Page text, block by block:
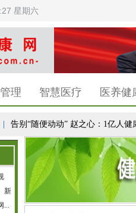
星期六
理 智慧医疗 医养健
告别“随便动动” 赵之心：1亿人健康
新
...